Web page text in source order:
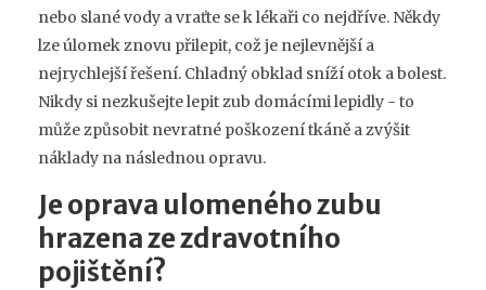
nebo slané vody a vraťte se k lékaři co nejdříve. Někdy
lze úlomek znovu přilepit, což je nejlevnější a
nejrychlejší řešení. Chladný obklad sníží otok a bolest.
Nikdy si nezkušejte lepit zub domácími lepidly - to
může způsobit nevratné poškození tkáně a zvýšit
náklady na následnou opravu.
Je oprava ulomeného zubu
hrazena ze zdravotního
pojištění?